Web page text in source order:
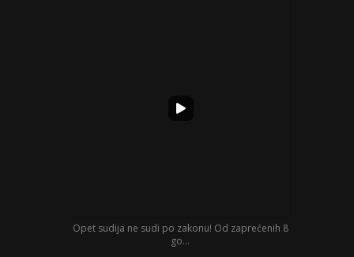
Opet sudija ne sudi po zakonu! Od zaprećenih 8
go...